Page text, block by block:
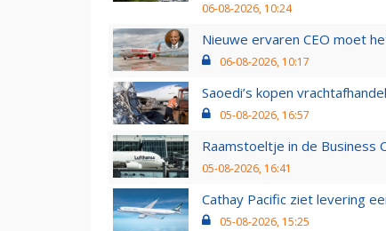
06-08-2026, 10:24
Nieuwe ervaren CEO moet
06-08-2026, 10:17
Saoedi’s kopen
05-08-2026, 16:57
Raamstoeltje in de Business
05-08-2026, 16:41
Cathay Pacific ziet levering
05-08-2026, 15:25